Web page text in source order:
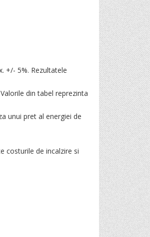
+/- 5%. Rezultatele
din tabel reprezinta
unui pret al energiei de
costurile de incalzire si